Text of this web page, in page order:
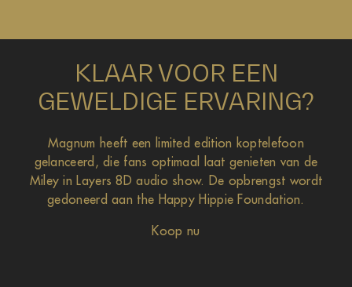
KLAAR VOOR EEN
GEWELDIGE ERVARING?
Magnum heeft een limited edition koptelefoon
gelanceerd, die fans optimaal laat genieten van de
Miley in Layers 8D audio show. De opbrengst wordt
gedoneerd aan the Happy Hippie Foundation.
Koop nu